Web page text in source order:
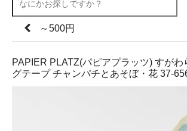
～500円
PAPIER PLATZ(パピアプラッツ) すがわ
グテープ チャンパチとあそぼ・花 37-